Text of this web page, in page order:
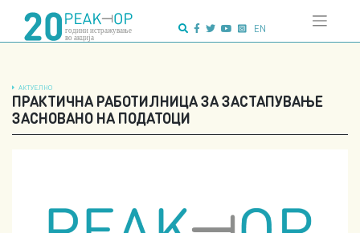
content
EN
АКТУЕЛНО
ПРАКТИЧНА РАБОТИЛНИЦА ЗА ЗАСТАПУВАЊЕ
ЗАСНОВАНО НА ПОДАТОЦИ